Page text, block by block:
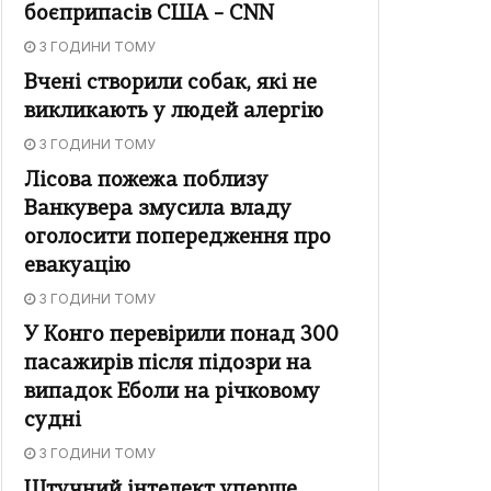
боєприпасів США – CNN
3 ГОДИНИ ТОМУ
Вчені створили собак, які не
викликають у людей алергію
3 ГОДИНИ ТОМУ
Лісова пожежа поблизу
Ванкувера змусила владу
оголосити попередження про
евакуацію
3 ГОДИНИ ТОМУ
У Конго перевірили понад 300
пасажирів після підозри на
випадок Еболи на річковому
судні
3 ГОДИНИ ТОМУ